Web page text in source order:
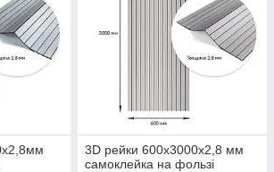
3D рейки 600х3000х2,8 мм
самоклейка на фользі